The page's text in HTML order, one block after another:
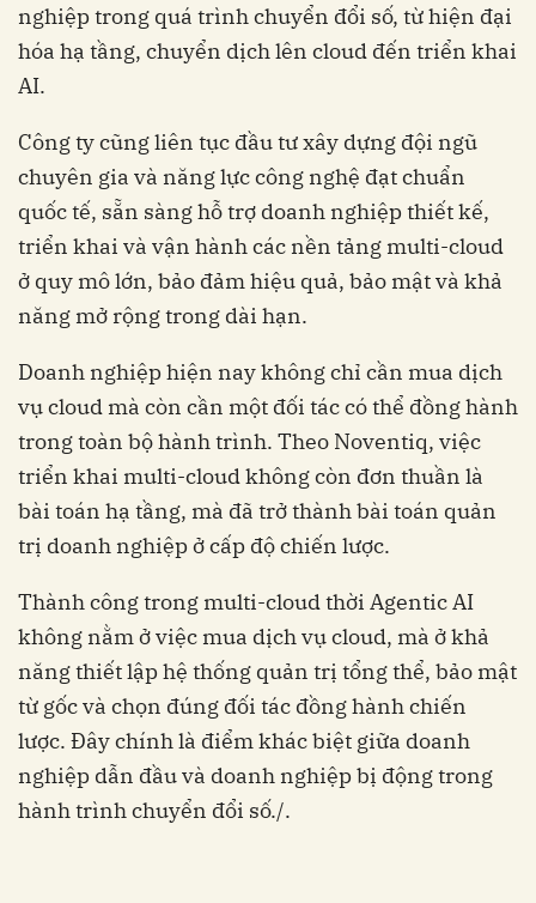
nghiệp trong quá trình chuyển đổi số, từ hiện đại
hóa hạ tầng, chuyển dịch lên cloud đến triển khai
AI.
Công ty cũng liên tục đầu tư xây dựng đội ngũ
chuyên gia và năng lực công nghệ đạt chuẩn
quốc tế, sẵn sàng hỗ trợ doanh nghiệp thiết kế,
triển khai và vận hành các nền tảng multi-cloud
ở quy mô lớn, bảo đảm hiệu quả, bảo mật và khả
năng mở rộng trong dài hạn.
Doanh nghiệp hiện nay không chỉ cần mua dịch
vụ cloud mà còn cần một đối tác có thể đồng hành
trong toàn bộ hành trình. Theo Noventiq, việc
triển khai multi-cloud không còn đơn thuần là
bài toán hạ tầng, mà đã trở thành bài toán quản
trị doanh nghiệp ở cấp độ chiến lược.
Thành công trong multi-cloud thời Agentic AI
không nằm ở việc mua dịch vụ cloud, mà ở khả
năng thiết lập hệ thống quản trị tổng thể, bảo mật
từ gốc và chọn đúng đối tác đồng hành chiến
lược. Đây chính là điểm khác biệt giữa doanh
nghiệp dẫn đầu và doanh nghiệp bị động trong
hành trình chuyển đổi số./.